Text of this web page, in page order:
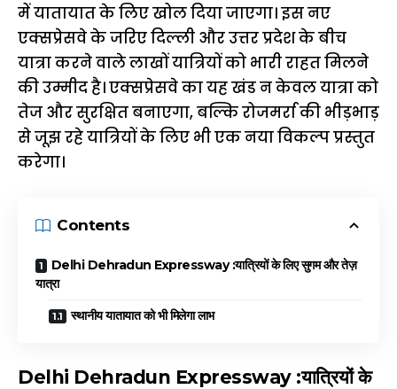
में यातायात के लिए खोल दिया जाएगा। इस नए
एक्सप्रेसवे के जरिए दिल्ली और उत्तर प्रदेश के बीच
यात्रा करने वाले लाखों यात्रियों को भारी राहत मिलने
की उम्मीद है। एक्सप्रेसवे का यह खंड न केवल यात्रा को
तेज और सुरक्षित बनाएगा, बल्कि रोजमर्रा की भीड़भाड़
से जूझ रहे यात्रियों के लिए भी एक नया विकल्प प्रस्तुत
करेगा।
Contents
Delhi Dehradun Expressway :यात्रियों के लिए सुगम और तेज़
यात्रा
स्थानीय यातायात को भी मिलेगा लाभ
Delhi Dehradun Expressway :यात्रियों के